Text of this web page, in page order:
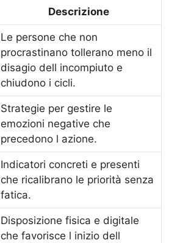
Descrizione
Le persone che non
procrastinano tollerano meno il
disagio dell incompiuto e
chiudono i cicli.
Strategie per gestire le
emozioni negative che
precedono l azione.
Indicatori concreti e presenti
che ricalibrano le priorità senza
fatica.
Disposizione fisica e digitale
che favorisce l inizio dell